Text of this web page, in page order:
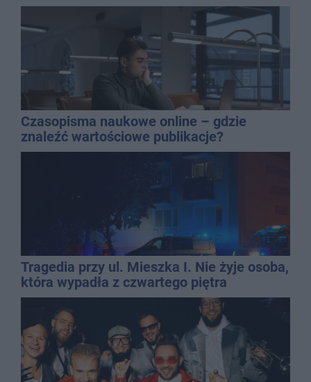
Czasopisma naukowe online – gdzie
znaleźć wartościowe publikacje?
Tragedia przy ul. Mieszka I. Nie żyje osoba,
która wypadła z czwartego piętra